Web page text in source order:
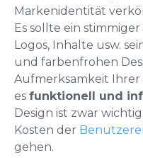
Markenidentität
Es sollte ein
Logos, Inhalte usw.
und farbenfrohen
Aufmerksamkeit
es funktionell und
Design ist zwar
Kosten der
gehen.